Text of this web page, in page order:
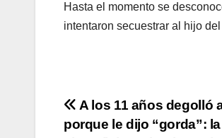
Hasta el momento se
intentaron secuestrar al hijo
Navegación
A los 11 años degolló
porque le dijo “gorda”: